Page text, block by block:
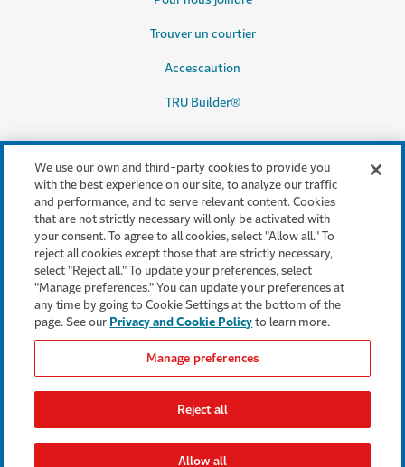
Trouver un courtier
Accescaution
TRU Builder®
Services juridiques et
conformité
Modalités et conditions
Accessibilité
Confidentialité et sécurité
Cookie settings
Avis juridiques
consommateurs
We use our own and third-party cookies to provide you
with the best experience on our site, to analyze our traffic
and performance, and to serve relevant content. Cookies
that are not strictly necessary will only be activated with
your consent. To agree to all cookies, select "Allow all." To
reject all cookies except those that are strictly necessary,
select "Reject all." To update your preferences, select
"Manage preferences." You can update your preferences at
any time by going to Cookie Settings at the bottom of the
page. See our Privacy and Cookie Policy to learn more.
Manage preferences
Reject all
Allow all